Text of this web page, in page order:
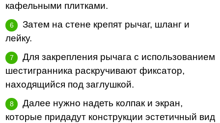
кафельными плитками.
Затем на стене крепят рычаг, шланг и
лейку.
Для закрепления рычага с использованием
шестигранника раскручивают фиксатор,
находящийся под заглушкой.
Далее нужно надеть колпак и экран,
которые придадут конструкции эстетичный вид